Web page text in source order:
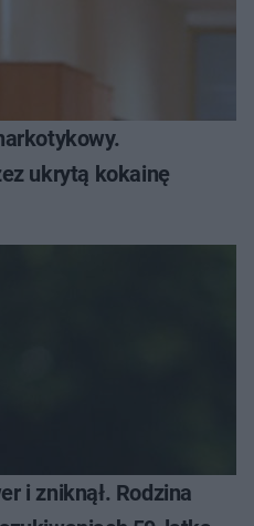
ukrytą kokainę
i zniknął. Rodzina